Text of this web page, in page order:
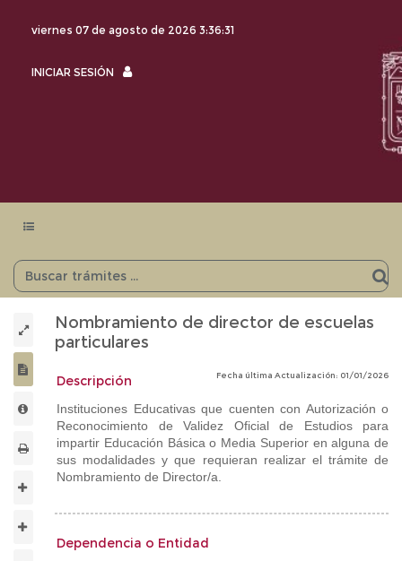
viernes 07 de agosto de 2026 3:36:31
INICIAR SESIÓN
INICIAR
Menu
Nombramiento de director de escuelas
particulares
Fecha última Actualización: 01/01/2026
Descripción
Instituciones Educativas que cuenten con Autorización o
Reconocimiento de Validez Oficial de Estudios para
impartir Educación Básica o Media Superior en alguna de
sus modalidades y que requieran realizar el trámite de
Nombramiento de Director/a.
Dependencia o Entidad